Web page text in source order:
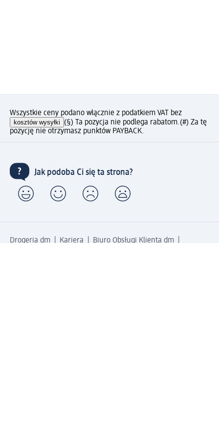
Wszystkie ceny podano włącznie z podatkiem VAT bez
kosztów wysyłki (§) Ta pozycja nie podlega rabatom.(#) Za tę
pozycję nie otrzymasz punktów PAYBACK.
Jak podoba Ci się ta strona?
Drogeria dm Kariera
Biuro Obsługi Klienta dm